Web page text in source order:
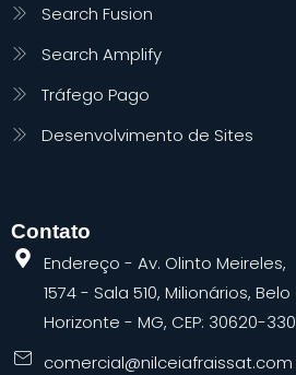
Search Fusion
Search Amplify
Tráfego Pago
Desenvolvimento de Sites
Contato
Endereço - Av. Olinto Meireles,
1574 - Sala 510, Milionários, Belo
Horizonte - MG, CEP: 30620-330
comercial@nilceiafraissat.com